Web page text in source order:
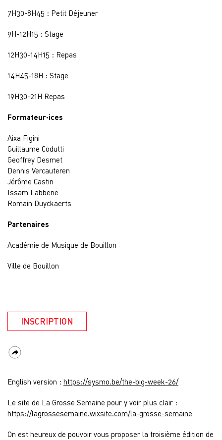
7H30-8H45 : Petit Déjeuner
9H-12H15 : Stage
12H30-14H15 : Repas
14H45-18H : Stage
19H30-21H Repas
Formateur·ices
Aixa Figini
Guillaume Codutti
Geoffrey Desmet
Dennis Vercauteren
Jérôme Castin
Issam Labbene
Romain Duyckaerts
Partenaires
Académie de Musique de Bouillon
Ville de Bouillon
INSCRIPTION
English version : https://sysmo.be/the-big-week-26/
Le site de La Grosse Semaine pour y voir plus clair :
https://lagrossesemaine.wixsite.com/la-grosse-semaine
On est heureux de pouvoir vous proposer la troisième édition de